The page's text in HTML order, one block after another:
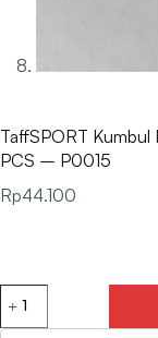
TaffSPORT Kumbul
PCS – P0015
Rp44.100